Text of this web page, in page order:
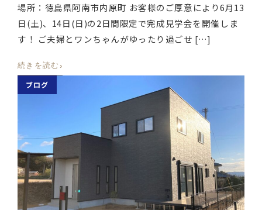
場所：徳島県阿南市内原町 お客様のご厚意により6月13
日(土)、14日(日)の2日間限定で完成見学会を開催しま
す！ ご夫婦とワンちゃんがゆったり過ごせ […]
続きを読む ›
ブログ